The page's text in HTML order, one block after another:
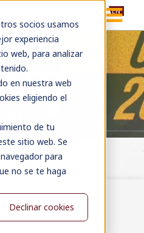
socios usamos
experiencia
web, para analizar
en nuestra web
eligiendo el
de tu
sitio web. Se
para
no se te haga
Declinar cookies
EN